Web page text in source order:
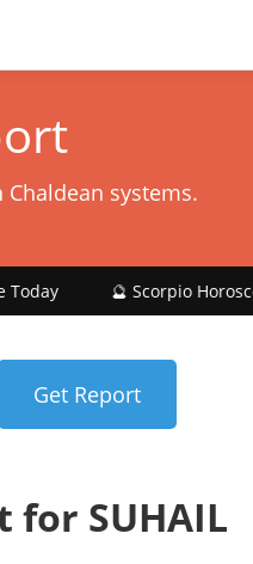
systems.
🔮 Scorpio Horoscope Today
for SUHAIL